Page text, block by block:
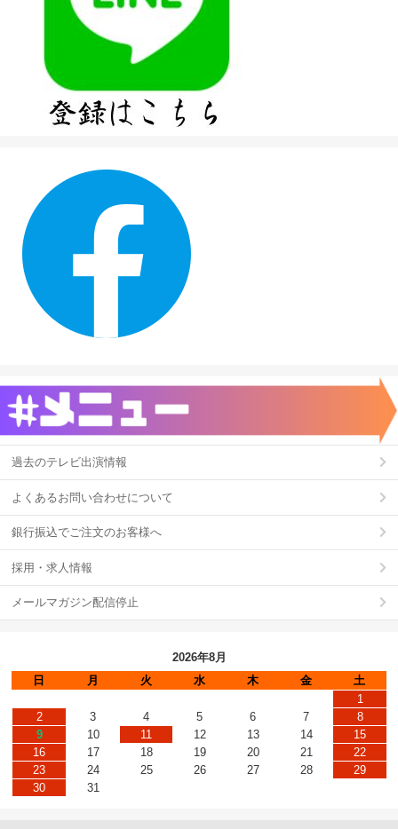
過去のテレビ出演情報
よくあるお問い合わせについて
銀行振込でご注文のお客様へ
採用・求人情報
メールマガジン配信停止
2026年8月
日
月 火 水 木 金
土
1
2
3 4 5 6 7
8
9
10 11 12 13 14
15
16
17 18 19 20 21
22
23
24 25 26 27 28
29
30
31